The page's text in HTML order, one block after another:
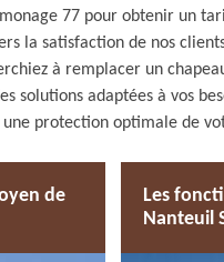
77 pour obtenir un
la satisfaction de nos
à remplacer un
solutions adaptées à vos
protection optimale de
de
Les
Nanteuil